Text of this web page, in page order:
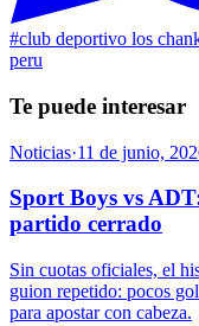
#club deportivo los
peru
Te puede interesar
Noticias·11 de junio,
Sport Boys vs
partido cerrado
Sin cuotas oficiales, el
guion repetido: pocos
para apostar con cabeza.